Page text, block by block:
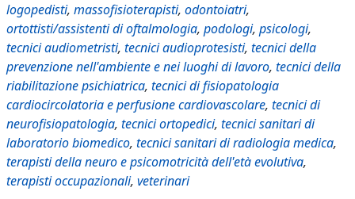
logopedisti, massofisioterapisti, odontoiatri,
ortottisti/assistenti di oftalmologia, podologi, psicologi,
tecnici audiometristi, tecnici audioprotesisti, tecnici della
prevenzione nell'ambiente e nei luoghi di lavoro, tecnici della
riabilitazione psichiatrica, tecnici di fisiopatologia
cardiocircolatoria e perfusione cardiovascolare, tecnici di
neurofisiopatologia, tecnici ortopedici, tecnici sanitari di
laboratorio biomedico, tecnici sanitari di radiologia medica,
terapisti della neuro e psicomotricità dell'età evolutiva,
terapisti occupazionali, veterinari